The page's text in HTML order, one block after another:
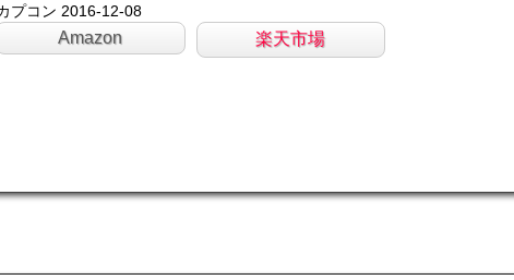
プコン 2016-12-08
Amazon 楽天市場